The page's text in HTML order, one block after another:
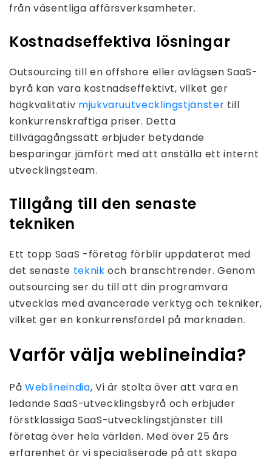
från väsentliga affärsverksamheter.
Kostnadseffektiva lösningar
Outsourcing till en offshore eller avlägsen SaaS-
byrå kan vara kostnadseffektivt, vilket ger
högkvalitativ mjukvaruutvecklingstjänster till
konkurrenskraftiga priser. Detta
tillvägagångssätt erbjuder betydande
besparingar jämfört med att anställa ett internt
utvecklingsteam.
Tillgång till den senaste
tekniken
Ett topp SaaS -företag förblir uppdaterat med
det senaste teknik och branschtrender. Genom
outsourcing ser du till att din programvara
utvecklas med avancerade verktyg och tekniker,
vilket ger en konkurrensfördel på marknaden.
Varför välja weblineindia?
På Weblineindia, Vi är stolta över att vara en
ledande SaaS-utvecklingsbyrå och erbjuder
förstklassiga SaaS-utvecklingstjänster till
företag över hela världen. Med över 25 års
erfarenhet är vi specialiserade på att skapa